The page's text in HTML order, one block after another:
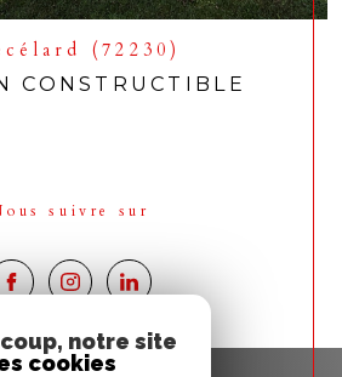
(72230)
CONSTRUCTIBLE
Nous suivre sur
notre site
cookies